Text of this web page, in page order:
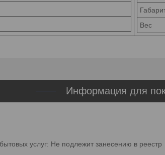
Вес
Информация для
услуг: Не подлежит занесению в реестр